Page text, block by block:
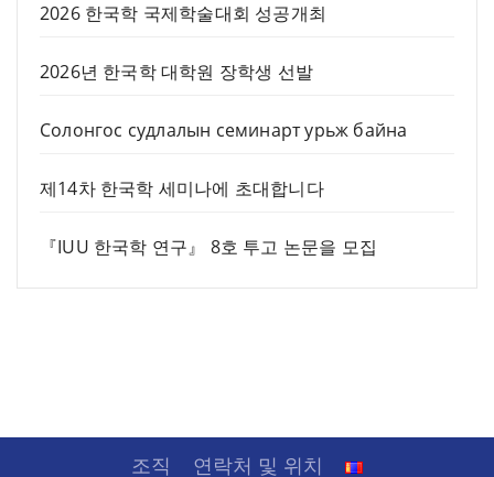
2026 한국학 국제학술대회 성공개최
2026년 한국학 대학원 장학생 선발
Солонгос судлалын семинарт урьж байна
제14차 한국학 세미나에 초대합니다
『IUU 한국학 연구』 8호 투고 논문을 모집
조직 연락처 및 위치